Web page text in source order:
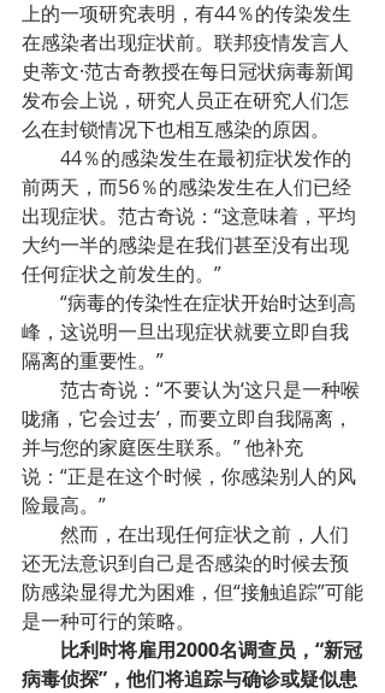
上的一项研究表明，有44％的传染发生
在感染者出现症状前。联邦疫情发言人
史蒂文·范古奇教授在每日冠状病毒新闻
发布会上说，研究人员正在研究人们怎
么在封锁情况下也相互感染的原因。
44％的感染发生在最初症状发作的
前两天，而56％的感染发生在人们已经
出现症状。范古奇说：“这意味着，平均
大约一半的感染是在我们甚至没有出现
任何症状之前发生的。”
“病毒的传染性在症状开始时达到高
峰，这说明一旦出现症状就要立即自我
隔离的重要性。”
范古奇说：“不要认为‘这只是一种喉
咙痛，它会过去’，而要立即自我隔离，
并与您的家庭医生联系。” 他补充
说：“正是在这个时候，你感染别人的风
险最高。”
然而，在出现任何症状之前，人们
还无法意识到自己是否感染的时候去预
防感染显得尤为困难，但“接触追踪”可能
是一种可行的策略。
比利时将雇用2000名调查员，“新冠
病毒侦探”，他们将追踪与确诊或疑似患